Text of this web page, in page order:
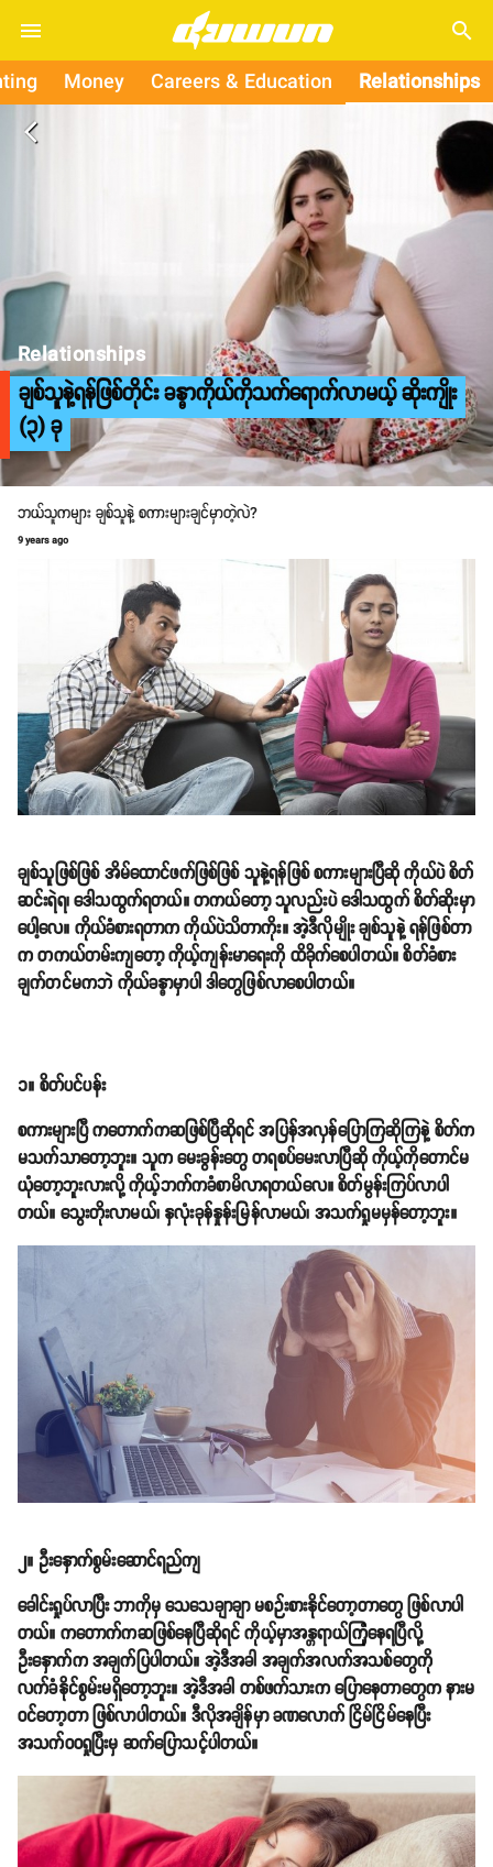
search
Money Careers & Education Relationships
arrow_back_ios
Relationships
ချစ်သူနဲ့ရန်ဖြစ်တိုင်း ခန္ဓာကိုယ်ကိုသက်ရောက်လာမယ့် ဆိုးကျိုး
(၃) ခု
ဘယ်သူကများ ချစ်သူနဲ့ စကားများချင်မှာတဲ့လဲ?
9 years ago
ချစ်သူဖြစ်ဖြစ် အိမ်ထောင်ဖက်ဖြစ်ဖြစ် သူနဲ့ရန်ဖြစ် စကားများပြီဆို ကိုယ်ပဲ စိတ်
ဆင်းရဲရ၊ ဒေါသထွက်ရတယ်။ တကယ်တော့ သူလည်းပဲ ဒေါသထွက် စိတ်ဆိုးမှာ
ပေါ့လေ။ ကိုယ်ခံစားရတာက ကိုယ်ပဲသိတာကိုး။ အဲ့ဒီလိုမျိုး ချစ်သူနဲ့ ရန်ဖြစ်တာ
က တကယ်တမ်းကျတော့ ကိုယ့်ကျန်းမာရေးကို ထိခိုက်စေပါတယ်။ စိတ်ခံစား
ချက်တင်မကဘဲ ကိုယ်ခန္ဓာမှာပါ ဒါတွေဖြစ်လာစေပါတယ်။
၁။ စိတ်ပင်ပန်း
စကားများပြီ ကတောက်ကဆဖြစ်ပြီဆိုရင် အပြန်အလှန်ပြောကြဆိုကြနဲ့ စိတ်က
မသက်သာတော့ဘူး။ သူက မေးခွန်းတွေ တရစပ်မေးလာပြီဆို ကိုယ့်ကိုတောင်မ
ယုံတော့ဘူးလားလို့ ကိုယ့်ဘက်ကခံစာမိလာရတယ်လေ။ စိတ်မွန်းကြပ်လာပါ
တယ်။ သွေးတိုးလာမယ်၊ နှလုံးခုန်နှုန်းမြန်လာမယ်၊ အသက်ရှုမမှန်တော့ဘူး။
၂။ ဦးနှောက်စွမ်းဆောင်ရည်ကျ
ခေါင်းရှုပ်လာပြီး ဘာကိုမှ သေသေချာချာ မစဉ်းစားနိုင်တော့တာတွေ ဖြစ်လာပါ
တယ်။ ကတောက်ကဆဖြစ်နေပြီဆိုရင် ကိုယ့်မှာအန္တရာယ်ကြုံနေရပြီလို့
ဦးနှောက်က အချက်ပြပါတယ်။ အဲ့ဒီအခါ အချက်အလက်အသစ်တွေကို
လက်ခံနိုင်စွမ်းမရှိတော့ဘူး။ အဲ့ဒီအခါ တစ်ဖက်သားက ပြောနေတာတွေက နားမ
ဝင်တော့တာ ဖြစ်လာပါတယ်။ ဒီလိုအချိန်မှာ ခဏလောက် ငြိမ်ငြိမ်နေပြီး
အသက်ဝဝရှုပြီးမှ ဆက်ပြောသင့်ပါတယ်။